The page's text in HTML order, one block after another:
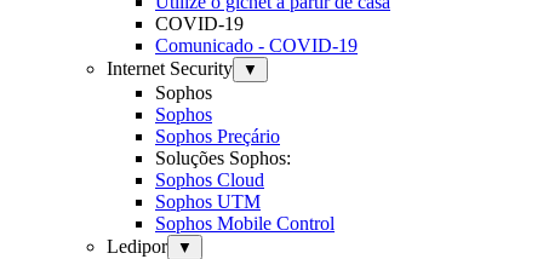
COVID-19
Comunicado - COVID-19
Internet Security
▼
Sophos
Sophos
Sophos Preçário
Soluções Sophos:
Sophos Cloud
Sophos UTM
Sophos Mobile Control
Ledipor
▼